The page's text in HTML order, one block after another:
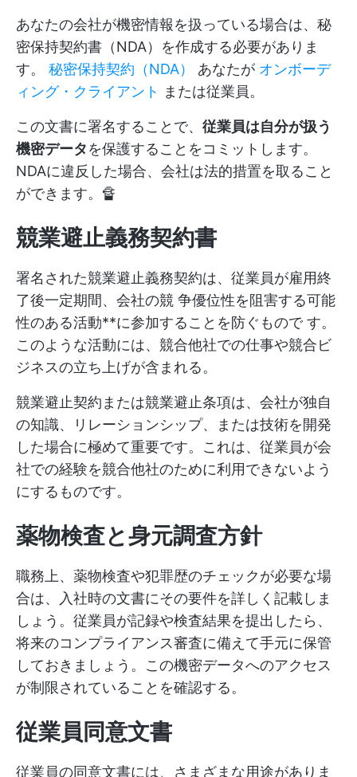
あなたの会社が機密情報を扱っている場合は、秘
密保持契約書（NDA）を作成する必要がありま
す。 秘密保持契約（NDA） あなたが オンボーデ
ィング・クライアント
または従業員。
この文書に署名することで、 従業員は自分が扱う
機密データを保護することをコミットします。
NDAに違反した場合、会社は法的措置を取ること
ができます。🔏
競業避止義務契約書
署名された競業避止義務契約は、従業員が雇用終
了後一定期間、会社の競 争優位性を阻害する可能
性のある活動**に参加することを防ぐもので す。
このような活動には、競合他社での仕事や競合ビ
ジネスの立ち上げが含まれる。
競業避止契約または競業避止条項は、会社が独自
の知識、リレーションシップ、または技術を開発
した場合に極めて重要です。これは、従業員が会
社での経験を競合他社のために利用できないよう
にするものです。
薬物検査と身元調査方針
職務上、薬物検査や犯罪歴のチェックが必要な場
合は、入社時の文書にその要件を詳しく記載しま
しょう。従業員が記録や検査結果を提出したら、
将来のコンプライアンス審査に備えて手元に保管
しておきましょう。この機密データへのアクセス
が制限されていることを確認する。
従業員同意文書
従業員の同意文書には、さまざまな用途がありま